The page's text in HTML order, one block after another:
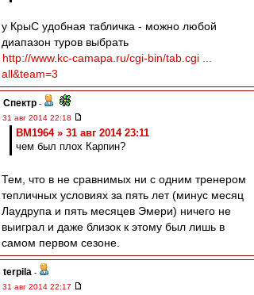
у КрыС удобная табличка - можно любой
диапазон туров выбрать
http://www.kc-camapa.ru/cgi-bin/tab.cgi ...
all&team=3
Спектр -
31 авг 2014 22:18
BM1964 » 31 авг 2014 23:11
чем был плох Карпин?
Тем, что в не сравнимых ни с одним тренером
тепличных условиях за пять лет (минус месяц
Лаудрупа и пять месяцев Эмери) ничего не
выиграл и даже близок к этому был лишь в
самом первом сезоне.
terpila -
31 авг 2014 22:17